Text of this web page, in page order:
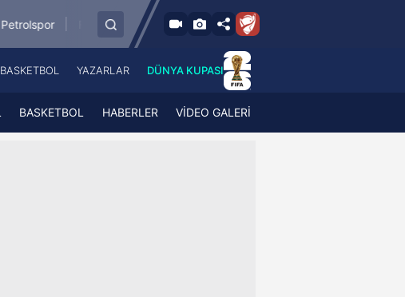
FC Kairat Almaty
11.8.2026 - Sal
18:00
PFC Levski Sofya
A Spor
ATV
A Haber Radyo
A Spor Radyo
A News Radio
BASKETBOL YAZARLAR DÜNYA KUPASI
BASKETBOL HABERLER VİDEO GALERİ